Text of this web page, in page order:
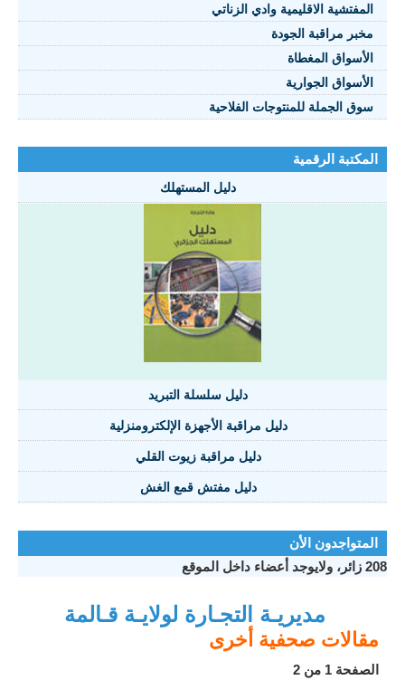
المفتشية الاقليمية وادي الزناتي
مخبر مراقبة الجودة
الأسواق المغطاة
الأسواق الجوارية
سوق الجملة للمنتوجات الفلاحية
المكتبة الرقمية
دليل المستهلك
دليل سلسلة التبريد
دليل مراقبة الأجهزة الإلكترومنزلية
دليل مراقبة زيوت القلي
دليل مفتش قمع الغش
المتواجدون الأن
208 زائر، ولايوجد أعضاء داخل الموقع
مديريـة التجـارة لولايـة قـالمة
مقالات صحفية أخرى
الصفحة 1 من 2